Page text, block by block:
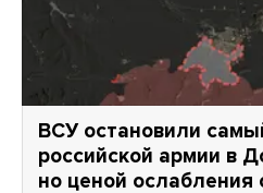
ВСУ остановили
российской армии в
но ценой ослабления